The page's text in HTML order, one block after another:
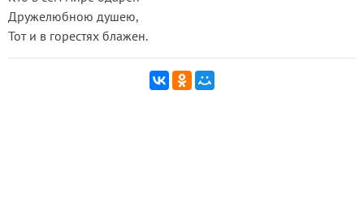
Дружелюбною душею,
Тот и в горестях блажен.